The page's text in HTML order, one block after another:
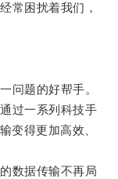
困扰着我们，
题的好帮手。
过一系列科技手
变得更加高效、
数据传输不再局